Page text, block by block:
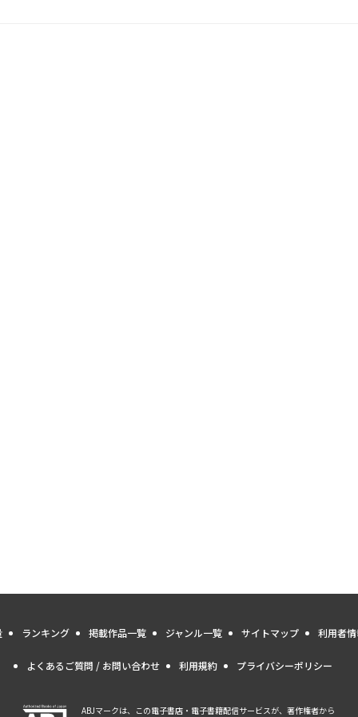
ランキング 掲載作品一覧 ジャンル一覧 サイトマップ 利用者
よくあるご質問 / お問い合わせ 利用規約 プライバシーポリシー
ABJマークは、この電子書店・電子書籍配信サービスが、著作権者から